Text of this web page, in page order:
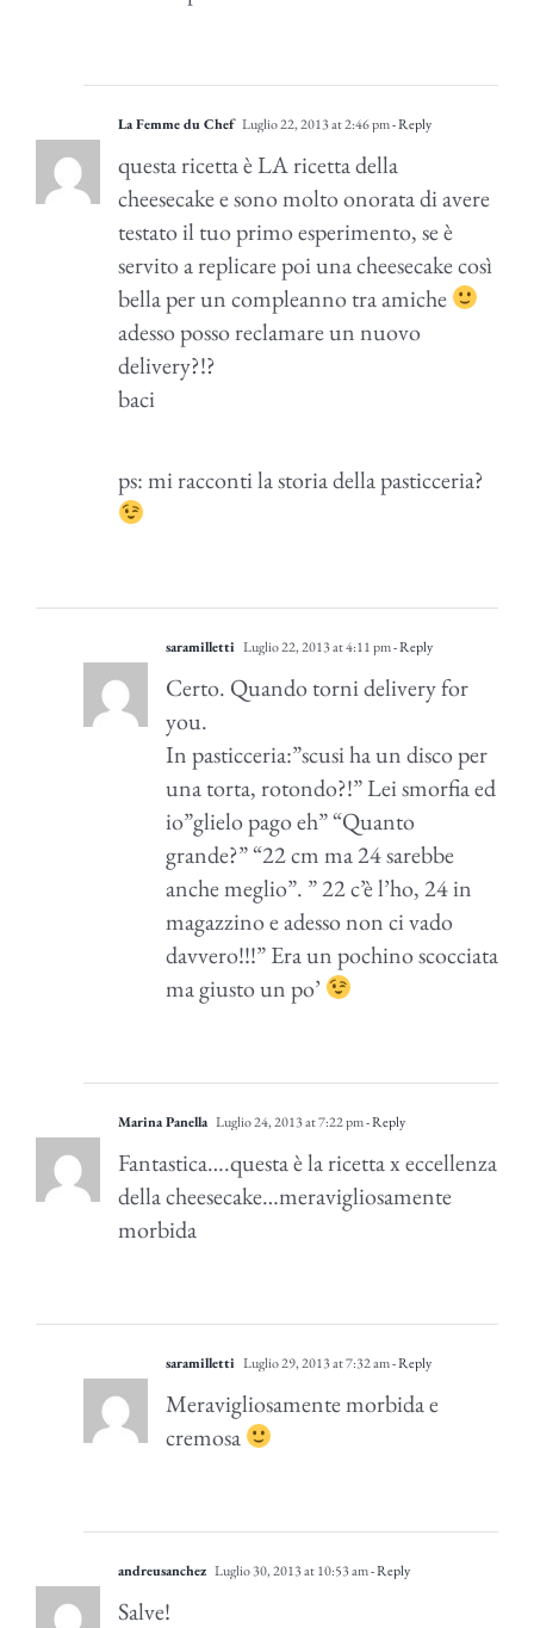
La Femme du Chef Luglio 22, 2013 at 2:46 pm- Reply
questa ricetta è LA ricetta della
cheesecake e sono molto onorata di avere
testato il tuo primo esperimento, se è
servito a replicare poi una cheesecake così
bella per un compleanno tra amiche
adesso posso reclamare un nuovo
delivery?!?
baci
ps: mi racconti la storia della pasticceria?
saramilletti Luglio 22, 2013 at 4:11 pm- Reply
Certo. Quando torni delivery for
you.
In pasticceria:”scusi ha un disco per
una torta, rotondo?!” Lei smorfia ed
io”glielo pago eh” “Quanto
grande?” “22 cm ma 24 sarebbe
anche meglio”. ” 22 c’è l’ho, 24 in
magazzino e adesso non ci vado
davvero!!!” Era un pochino scocciata
ma giusto un po’
Marina Panella Luglio 24, 2013 at 7:22 pm- Reply
Fantastica….questa è la ricetta x eccellenza
della cheesecake…meravigliosamente
morbida
saramilletti Luglio 29, 2013 at 7:32 am- Reply
Meravigliosamente morbida e
cremosa
andreusanchez Luglio 30, 2013 at 10:53 am- Reply
Salve!